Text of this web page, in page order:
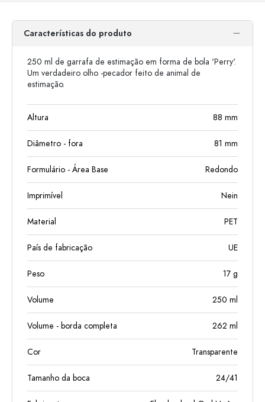
Características do produto
250 ml de garrafa de estimação em forma de bola 'Perry'.
Um verdadeiro olho -pecador feito de animal de
estimação.
Altura 88 mm
Diâmetro - fora 81 mm
Formulário - Área Base Redondo
Imprimível Nein
Material PET
País de fabricação UE
Peso 17 g
Volume 250 ml
Volume - borda completa 262 ml
Cor Transparente
Tamanho da boca 24/41